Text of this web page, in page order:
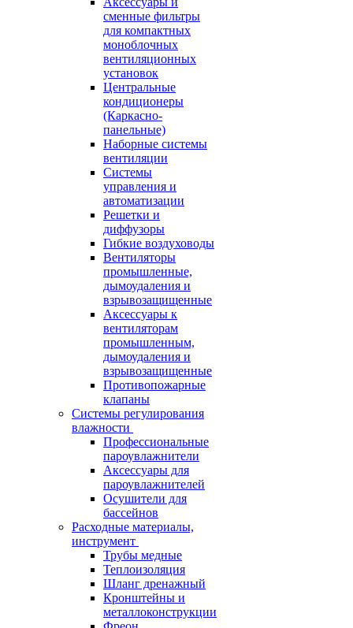
сменные фильтры
для компактных
моноблочных
вентиляционных
установок
Центральные
кондиционеры
(Каркасно-
панельные)
Наборные системы
вентиляции
Системы
управления и
автоматизации
Решетки и
диффузоры
Гибкие воздуховоды
Вентиляторы
промышленные,
дымоудаления и
взрывозащищенные
Аксессуары к
вентиляторам
промышленным,
дымоудаления и
взрывозащищенные
Противопожарные
клапаны
Системы регулирования
влажности
Профессиональные
пароувлажнители
Аксессуары для
пароувлажнителей
Осушители для
бассейнов
Расходные материалы,
инструмент
Трубы медные
Теплоизоляция
Шланг дренажный
Кронштейны и
металлоконструкции